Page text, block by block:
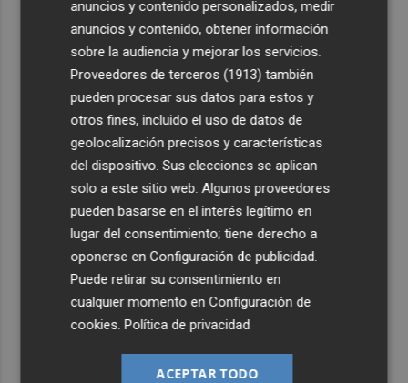
anuncios y contenido personalizados, medir
anuncios y contenido, obtener información
sobre la audiencia y mejorar los servicios.
Proveedores de terceros (1913) también
pueden procesar sus datos para estos y
otros fines, incluido el uso de datos de
geolocalización precisos y características
del dispositivo. Sus elecciones se aplican
solo a este sitio web. Algunos proveedores
pueden basarse en el interés legítimo en
lugar del consentimiento; tiene derecho a
oponerse enConfiguración de publicidad.
Puede retirar su consentimiento en
cualquier momento enConfiguración de
cookies.Política de privacidad
ACEPTAR TODO